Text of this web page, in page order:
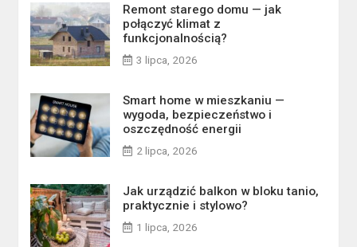
Remont starego domu — jak
połączyć klimat z
funkcjonalnością?
3 lipca, 2026
Smart home w mieszkaniu —
wygoda, bezpieczeństwo i
oszczędność energii
2 lipca, 2026
Jak urządzić balkon w bloku tanio,
praktycznie i stylowo?
1 lipca, 2026